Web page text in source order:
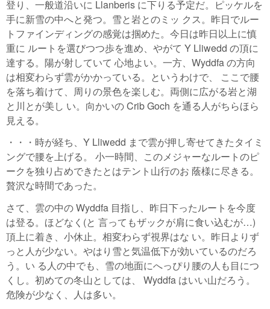
登り、一般道沿いに Llanberis に下りる予定だ。ピッケルを
手に新雪の中へと発つ。雪と岩とのミッ クス。昨日でルー
トファインディングの感覚は掴めた。今日は昨日以上に慎
重に ルートを選びつつ歩を進め、やがて Y Lliwedd の頂に
達する。陽が射していて 心地よい。一方、Wyddfa の方向
は相変わらず雲がかかっている。というわけで、 ここで腰
を落ち着けて、周りの景色を楽しむ。両側に広がる岩と湖
と川とが美し い。向かいの Crib Goch を通る人がちらほら
見える。
・・・時が経ち、Y Lliwedd まで雲が押し寄せてきたタイミ
ングで腰を上げる。 小一時間、このメジャーなルートのピ
ークを独り占めできたとはテント山行のお 蔭様に尽きる。
贅沢な時間であった。
さて、雲の中の Wyddfa 目指し、昨日下ったルートを今度
は登る。ほどなく(と 言ってもザックが肩に食い込むが…)
頂上に着き、小休止。相変わらず視界はな い。昨日よりず
っと人が少ない。やはり雪と気温低下が効いているのだろ
う。い る人の中でも、雪の地面にへっぴり腰の人も目につ
くし。初めての冬山としては、 Wyddfa はいい山だろう。
危険が少なく、人は多い。